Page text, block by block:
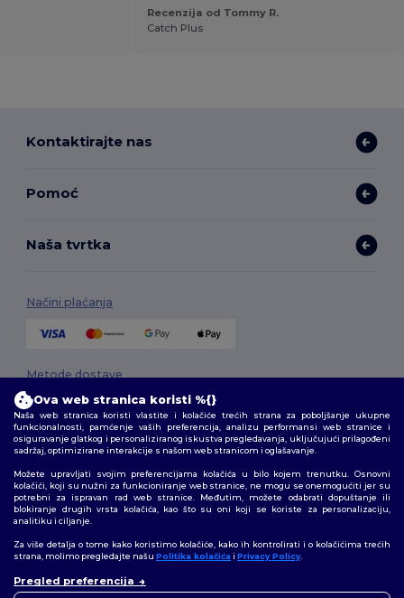
Recenzija od Tommy R.
Catch Plus
Kontaktirajte nas
Pomoć
Naša tvrtka
Načini plaćanja
Metode dostave
2026. Sva prava zadržana
Uvjeti i odredbe|Pravila o privatnosti|Politika kolačića|Mapa Sajta
Pratite nas
Ova web stranica koristi %{}
Naša web stranica koristi vlastite i kolačiće trećih strana za poboljšanje ukupne
funkcionalnosti, pamćenje vaših preferencija, analizu performansi web stranice i
osiguravanje glatkog i personaliziranog iskustva pregledavanja, uključujući prilagođeni
sadržaj, optimizirane interakcije s našom web stranicom i oglašavanje.
Možete upravljati svojim preferencijama kolačića u bilo kojem trenutku. Osnovni
kolačići, koji su nužni za funkcioniranje web stranice, ne mogu se onemogućiti jer su
potrebni za ispravan rad web stranice. Međutim, možete odabrati dopuštanje ili
blokiranje drugih vrsta kolačića, kao što su oni koji se koriste za personalizaciju,
analitiku i ciljanje.
Za više detalja o tome kako koristimo kolačiće, kako ih kontrolirati i o kolačićima trećih
strana, molimo pregledajte našu Politika kolačića i Privacy Policy.
Pregled preferencija